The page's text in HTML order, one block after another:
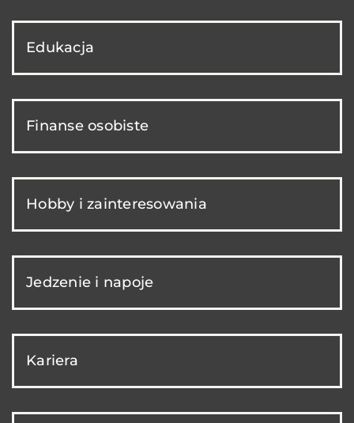
Edukacja
Finanse osobiste
Hobby i zainteresowania
Jedzenie i napoje
Kariera